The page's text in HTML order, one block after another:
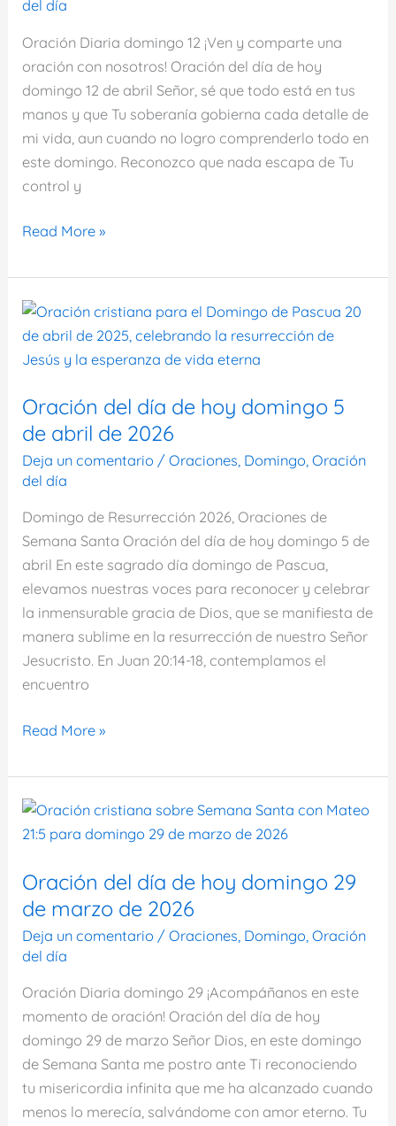
del día
Oración Diaria domingo 12 ¡Ven y comparte una
oración con nosotros! Oración del día de hoy
domingo 12 de abril Señor, sé que todo está en tus
manos y que Tu soberanía gobierna cada detalle de
mi vida, aun cuando no logro comprenderlo todo en
este domingo. Reconozco que nada escapa de Tu
control y
Oración
día
de
hoy
domingo
de
abril
de
2026
Read More »
Oración del día de hoy domingo 5
de abril de 2026
Deja un comentario /Oraciones, Domingo,Oración
del día
Domingo de Resurrección 2026, Oraciones de
Semana Santa Oración del día de hoy domingo 5 de
abril En este sagrado día domingo de Pascua,
elevamos nuestras voces para reconocer y celebrar
la inmensurable gracia de Dios, que se manifiesta de
manera sublime en la resurrección de nuestro Señor
Jesucristo. En Juan 20:14-18, contemplamos el
encuentro
Oración
día
de
hoy
5
de
abril
de
Read More »
Oración del día de hoy domingo 29
de marzo de 2026
Deja un comentario /Oraciones Domingo ,Oración
del día
Oración Diaria domingo 29 ¡Acompáñanos en este
momento de oración! Oración del día de hoy
domingo 29 de marzo Señor Dios, en este domingo
de Semana Santa me postro ante Ti reconociendo
tu misericordia infinita que me ha alcanzado cuando
menos lo merecía, salvándome con amor eterno. Tu